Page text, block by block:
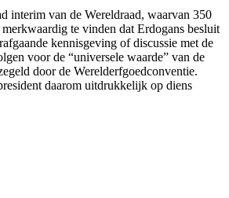
interim van de Wereldraad, waarvan 350
te vinden dat Erdogans besluit
kennisgeving of discussie met de
voor de “universele waarde” van de
door de Werelderfgoedconventie.
daarom uitdrukkelijk op diens